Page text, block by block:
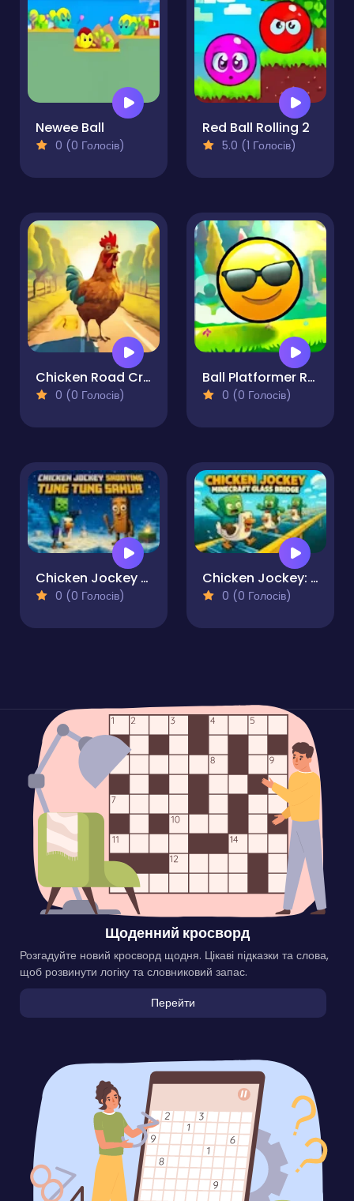
Newee Ball
0 (0 Голосів)
Red Ball Rolling 2
5.0 (1 Голосів)
Chicken Road Cross
0 (0 Голосів)
Ball Platformer Red and Blue
0 (0 Голосів)
Chicken Jockey Shooting Tung Tung Sahur
0 (0 Голосів)
Chicken Jockey: Minecraft Glass Bridge
0 (0 Голосів)
Щоденний кросворд
Розгадуйте новий кросворд щодня. Цікаві підказки та слова,
щоб розвинути логіку та словниковий запас.
Перейти